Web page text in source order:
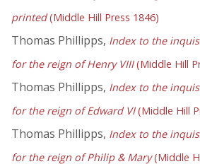
printed(Middle Hill Press 1846)
Thomas Phillipps, Index to the
for the reign of Henry VIII(Middle Hill
Thomas Phillipps, Index to the
for the reign of Edward VI(Middle Hill
Thomas Phillipps, Index to the
for the reign of Philip & Mary(Middle